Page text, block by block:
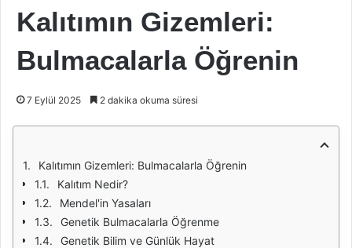
Kalıtımın Gizemleri:
Bulmacalarla Öğrenin
7 Eylül 2025 2 dakika okuma süresi
Kalıtımın Gizemleri: Bulmacalarla Öğrenin
Kalıtım Nedir?
Mendel'in Yasaları
Genetik Bulmacalarla Öğrenme
Genetik Bilim ve Günlük Hayat